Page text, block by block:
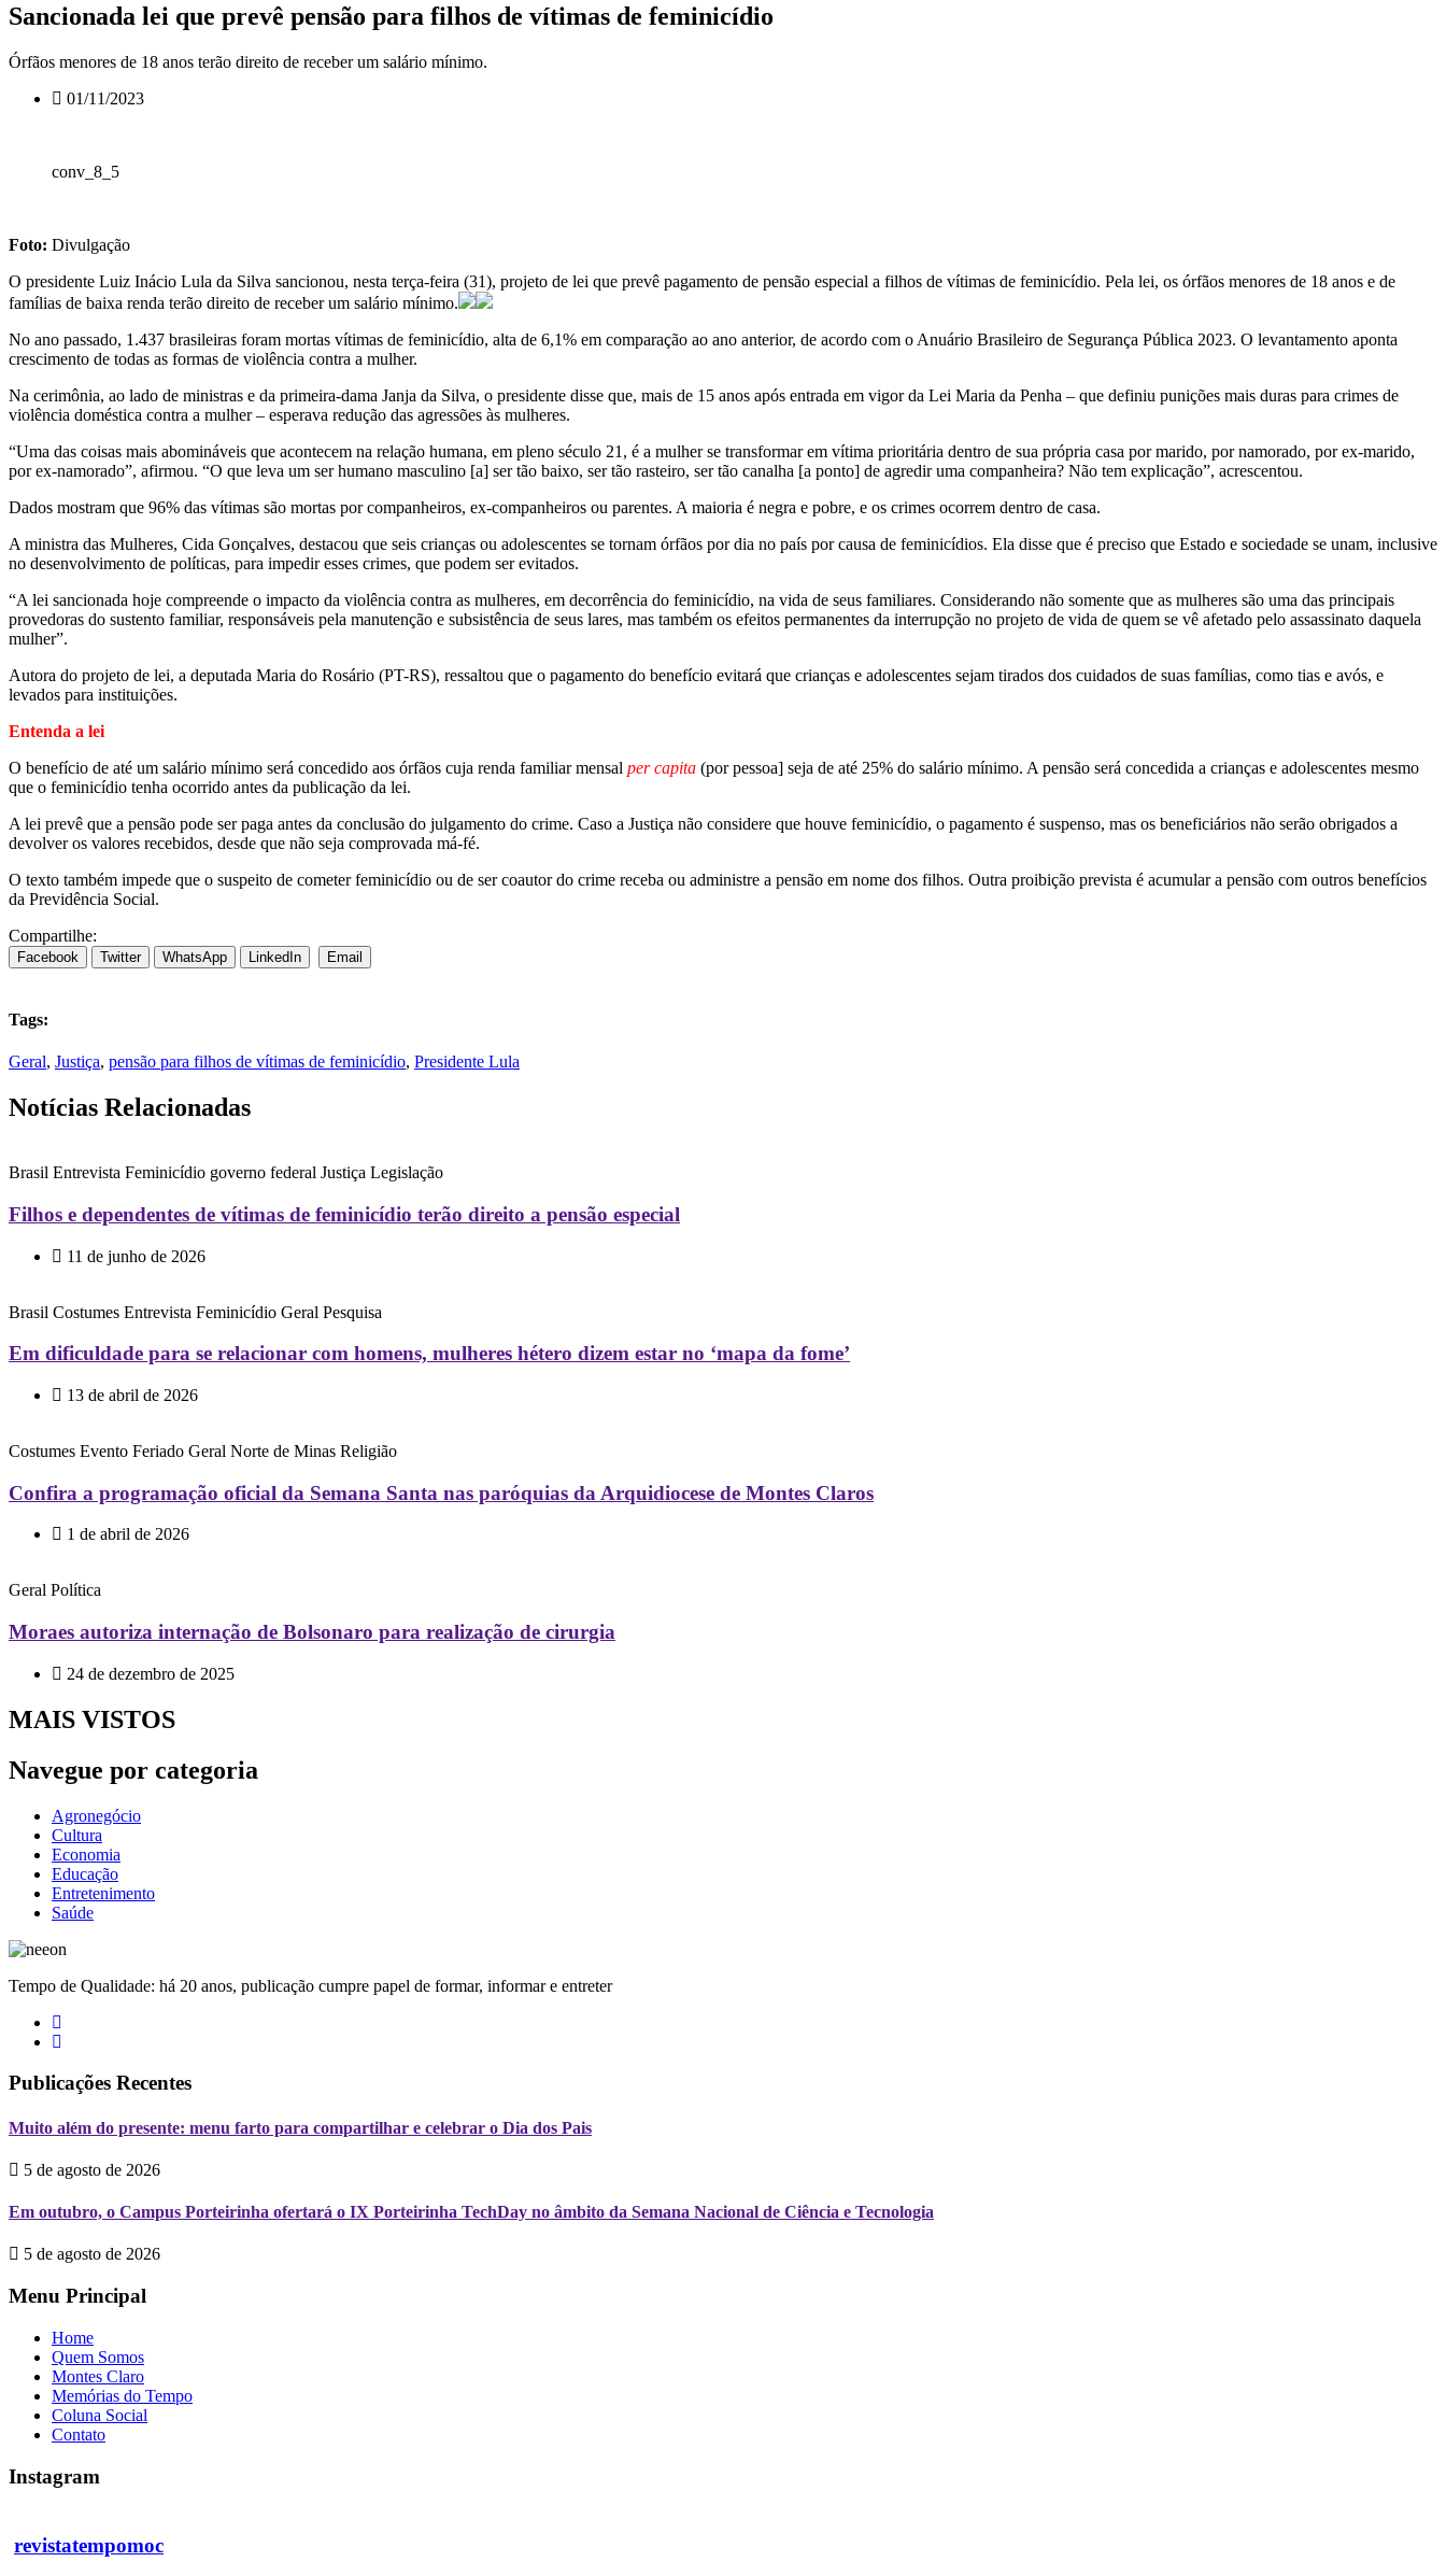
Sancionada lei que prevê pensão para filhos de vítimas de feminicídio
Órfãos menores de 18 anos terão direito de receber um salário mínimo.
01/11/2023
conv_8_5
Foto: Divulgação
O presidente Luiz Inácio Lula da Silva sancionou, nesta terça-feira (31), projeto de lei que prevê pagamento de pensão especial a filhos de vítimas de feminicídio. Pela lei, os órfãos menores de 18 anos e de
famílias de baixa renda terão direito de receber um salário mínimo.
No ano passado, 1.437 brasileiras foram mortas vítimas de feminicídio, alta de 6,1% em comparação ao ano anterior, de acordo com o Anuário Brasileiro de Segurança Pública 2023. O levantamento aponta
crescimento de todas as formas de violência contra a mulher.
Na cerimônia, ao lado de ministras e da primeira-dama Janja da Silva, o presidente disse que, mais de 15 anos após entrada em vigor da Lei Maria da Penha – que definiu punições mais duras para crimes de
violência doméstica contra a mulher – esperava redução das agressões às mulheres.
“Uma das coisas mais abomináveis que acontecem na relação humana, em pleno século 21, é a mulher se transformar em vítima prioritária dentro de sua própria casa por marido, por namorado, por ex-marido,
por ex-namorado”, afirmou. “O que leva um ser humano masculino [a] ser tão baixo, ser tão rasteiro, ser tão canalha [a ponto] de agredir uma companheira? Não tem explicação”, acrescentou.
Dados mostram que 96% das vítimas são mortas por companheiros, ex-companheiros ou parentes. A maioria é negra e pobre, e os crimes ocorrem dentro de casa.
A ministra das Mulheres, Cida Gonçalves, destacou que seis crianças ou adolescentes se tornam órfãos por dia no país por causa de feminicídios. Ela disse que é preciso que Estado e sociedade se unam, inclusive
no desenvolvimento de políticas, para impedir esses crimes, que podem ser evitados.
“A lei sancionada hoje compreende o impacto da violência contra as mulheres, em decorrência do feminicídio, na vida de seus familiares. Considerando não somente que as mulheres são uma das principais
provedoras do sustento familiar, responsáveis pela manutenção e subsistência de seus lares, mas também os efeitos permanentes da interrupção no projeto de vida de quem se vê afetado pelo assassinato daquela
mulher”.
Autora do projeto de lei, a deputada Maria do Rosário (PT-RS), ressaltou que o pagamento do benefício evitará que crianças e adolescentes sejam tirados dos cuidados de suas famílias, como tias e avós, e
levados para instituições.
Entenda a lei
O benefício de até um salário mínimo será concedido aos órfãos cuja renda familiar mensal per capita (por pessoa] seja de até 25% do salário mínimo. A pensão será concedida a crianças e adolescentes mesmo
que o feminicídio tenha ocorrido antes da publicação da lei.
A lei prevê que a pensão pode ser paga antes da conclusão do julgamento do crime. Caso a Justiça não considere que houve feminicídio, o pagamento é suspenso, mas os beneficiários não serão obrigados a
devolver os valores recebidos, desde que não seja comprovada má-fé.
O texto também impede que o suspeito de cometer feminicídio ou de ser coautor do crime receba ou administre a pensão em nome dos filhos. Outra proibição prevista é acumular a pensão com outros benefícios
da Previdência Social.
Compartilhe:
Facebook Twitter WhatsApp LinkedIn Email
Tags:
Geral, Justiça, pensão para filhos de vítimas de feminicídio, Presidente Lula
Notícias Relacionadas
Brasil Entrevista Feminicídio governo federal Justiça Legislação
Filhos e dependentes de vítimas de feminicídio terão direito a pensão especial
11 de junho de 2026
Brasil Costumes Entrevista Feminicídio Geral Pesquisa
Em dificuldade para se relacionar com homens, mulheres hétero dizem estar no ‘mapa da fome’
13 de abril de 2026
Costumes Evento Feriado Geral Norte de Minas Religião
Confira a programação oficial da Semana Santa nas paróquias da Arquidiocese de Montes Claros
1 de abril de 2026
Geral Política
Moraes autoriza internação de Bolsonaro para realização de cirurgia
24 de dezembro de 2025
MAIS VISTOS
Navegue por categoria
Agronegócio
Cultura
Economia
Educação
Entretenimento
Saúde
Tempo de Qualidade: há 20 anos, publicação cumpre papel de formar, informar e entreter
Publicações Recentes
Muito além do presente: menu farto para compartilhar e celebrar o Dia dos Pais
5 de agosto de 2026
Em outubro, o Campus Porteirinha ofertará o IX Porteirinha TechDay no âmbito da Semana Nacional de Ciência e Tecnologia
5 de agosto de 2026
Menu Principal
Home
Quem Somos
Montes Claro
Memórias do Tempo
Coluna Social
Contato
Instagram
revistatempomoc